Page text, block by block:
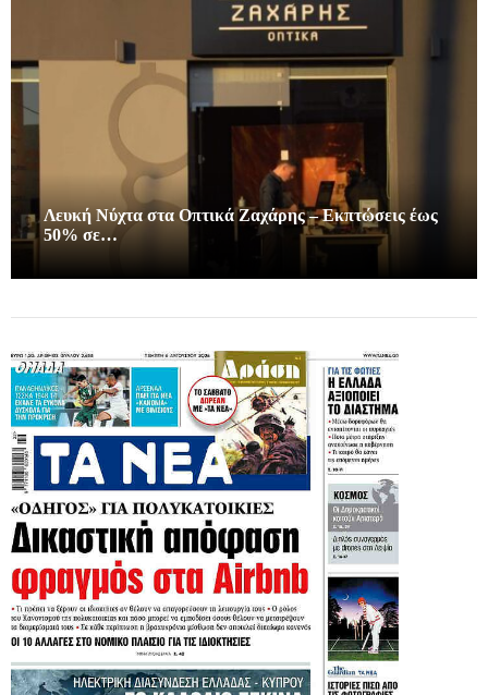
Λευκή Νύχτα στα Οπτικά Ζαχάρης – Εκπτώσεις έως
50% σε…